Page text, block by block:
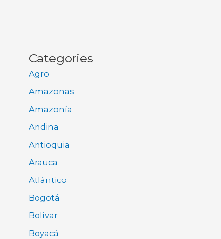
Categories
Agro
Amazonas
Amazonía
Andina
Antioquia
Arauca
Atlántico
Bogotá
Bolívar
Boyacá